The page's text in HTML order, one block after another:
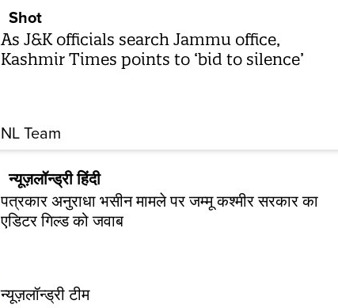
Shot
As J&K officials search Jammu office,
Kashmir Times points to ‘bid to silence’
NL Team
न्यूज़लॉन्ड्री हिंदी
पत्रकार अनुराधा भसीन मामले पर जम्मू कश्मीर सरकार का
एडिटर गिल्ड को जवाब
न्यूज़लॉन्ड्री टीम